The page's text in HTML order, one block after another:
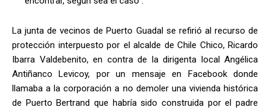
La junta de vecinos de Puerto Guadal se refirió al recurso de
protección interpuesto por el alcalde de Chile Chico, Ricardo
Ibarra Valdebenito, en contra de la dirigenta local Angélica
Antiñanco Levicoy, por un mensaje en Facebook donde
llamaba a la corporación a no demoler una vivienda histórica
de Puerto Bertrand que habría sido construida por el padre